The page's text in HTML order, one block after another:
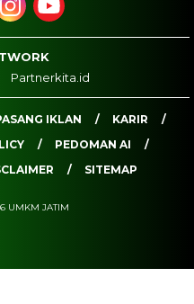
Partnerkita.id
IKLAN
KARIR
PEDOMAN AI
SITEMAP
UMKM JATIM